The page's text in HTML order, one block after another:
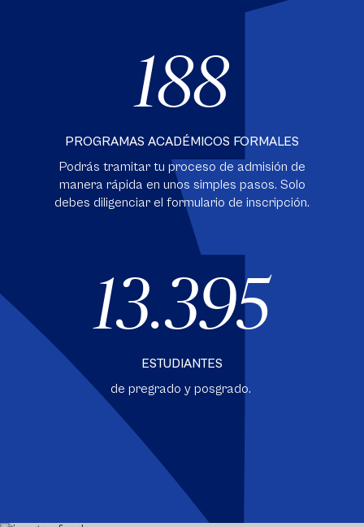
188
PROGRAMAS ACADÉMICOS FORMALES
Podrás tramitar tu proceso de admisión de
manera rápida en unos simples pasos. Solo
debes diligenciar el formulario de inscripción.
13.395
ESTUDIANTES
de pregrado y posgrado.